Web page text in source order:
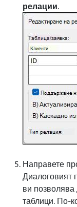
релации.
Направете
Диалоговият
ви
таблици. По-